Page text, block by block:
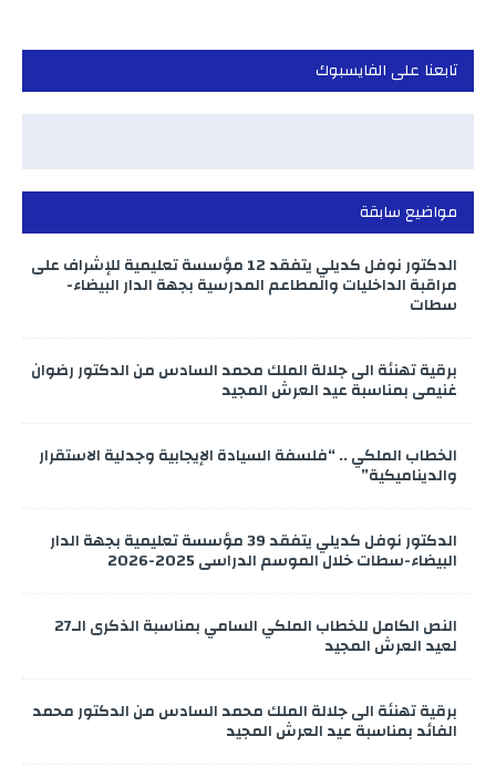
تابعنا على الفايسبوك
مواضيع سابقة
الدكتور نوفل كديلي يتفقد 12 مؤسسة تعليمية للإشراف على
مراقبة الداخليات والمطاعم المدرسية بجهة الدار البيضاء-
سطات
برقية تهنئة الى جلالة الملك محمد السادس من الدكتور رضوان
غنيمي بمناسبة عيد العرش المجيد
الخطاب الملكي .. “فلسفة السيادة الإيجابية وجدلية الاستقرار
والديناميكية”
الدكتور نوفل كديلي يتفقد 39 مؤسسة تعليمية بجهة الدار
البيضاء-سطات خلال الموسم الدراسي 2025-2026
النص الكامل للخطاب الملكي السامي بمناسبة الذكرى الـ27
لعيد العرش المجيد
برقية تهنئة الى جلالة الملك محمد السادس من الدكتور محمد
الفائد بمناسبة عيد العرش المجيد